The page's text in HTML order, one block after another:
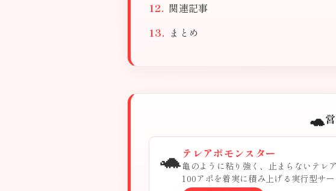
関連記事
まとめ
🐢
🐢 テレアポモンスター
亀のように粘り強く、止まらないテレ
100アポを着実に積み上げる実行型サー